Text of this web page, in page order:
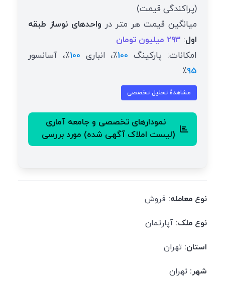
(پراکندگی قیمت)
میانگین قیمت هر متر در واحدهای نوساز طبقه
اول: 293 میلیون تومان
امکانات: پارکینگ 100٪، انباری 100٪، آسانسور
95٪
مشاهدهٔ تحلیل تخصصی
نمودارهای تخصصی و جامعه آماری
(لیست املاک آگهی شده) مورد بررسی
نوع معامله: فروش
نوع ملک: آپارتمان
استان: تهران
شهر: تهران